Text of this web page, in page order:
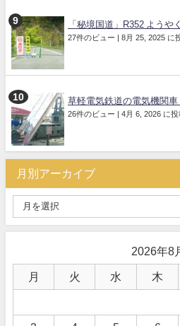
「秘境国道」R352 よう
27件のビュー 8月 25, 2025 に
草軽電気鉄道の電気機関車
26件のビュー 4月 6, 2026 に
月別アーカイブ
2026年8
月 火 水 木